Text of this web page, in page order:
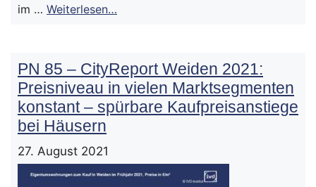
im … Weiterlesen…
PN 85 – CityReport Weiden 2021:
Preisniveau in vielen Marktsegmenten
konstant – spürbare Kaufpreisanstiege
bei Häusern
27. August 2021